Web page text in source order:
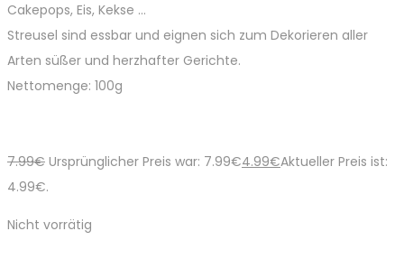
Cakepops, Eis, Kekse …
Streusel sind essbar und eignen sich zum Dekorieren aller
Arten süßer und herzhafter Gerichte.
Nettomenge: 100g
7.99€ Ursprünglicher Preis war: 7.99€4.99€Aktueller Preis ist:
4.99€.
Nicht vorrätig